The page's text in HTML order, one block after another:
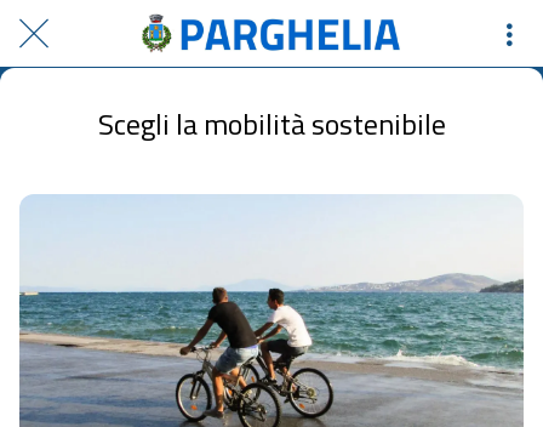
Scegli la mobilità sostenibile